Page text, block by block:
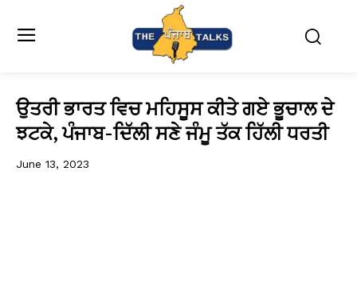
ਉਤਰੀ ਭਾਰਤ ਵਿਚ ਮਹਿਸੂਸ ਕੀਤੇ ਗਏ ਭੂਚਾਲ ਦੇ
ਝਟਕੇ, ਪੰਜਾਬ-ਦਿੱਲੀ ਸਣੇ ਜੰਮੂ ਤੱਕ ਹਿੱਲੀ ਧਰਤੀ
June 13, 2023